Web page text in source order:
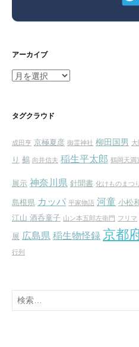
アーカイブ
ア
イ
タグクラウド
成田亨 京極夏彦 御霊神社 柳田国男
り 鵺 向井信夫 稲生平太郎 鶴岡天満
展示 神奈川県 針聞書 化けものまつり
島根県 カッパ 平家物語 河童 小松
江山 酒呑童子 山ン本五郎左衛門 フリマ
展 広島県 稲生物怪録 京都
行列
検
索: